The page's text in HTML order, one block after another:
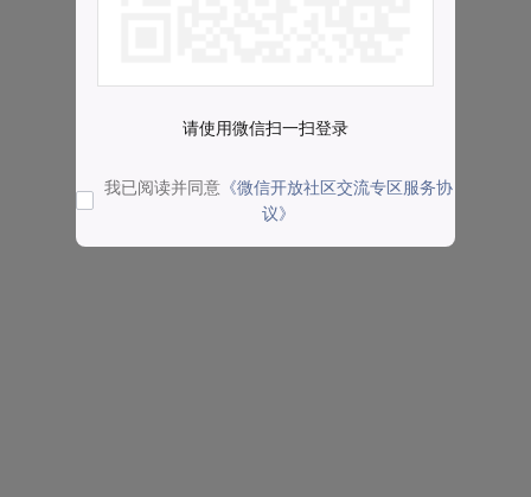
请使用微信扫一扫登录
我已阅读并同意 《微信开放社区交流专区服务协
议》